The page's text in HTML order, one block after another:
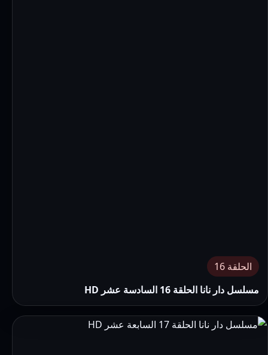
الحلقة 16
مسلسل دار نانا الحلقة 16 السادسة عشر HD